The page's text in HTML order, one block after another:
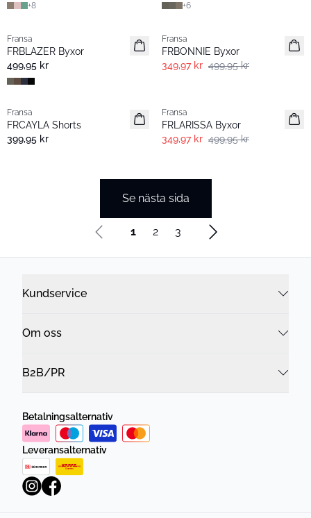
+8 +6
Extended size
Fransa
FRBLAZER Byxor
499,95 kr
Fransa
FRBONNIE Byxor
349,97 kr 499,95 kr
- 60%
Fransa
FRCAYLA Shorts
399,95 kr
Fransa
FRLARISSA Byxor
349,97 kr 499,95 kr
Se nästa sida
1 2 3
Kundservice
Om oss
B2B/PR
Betalningsalternativ
Leveransalternativ